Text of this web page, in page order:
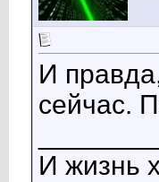
И
сейчас.
И жизнь